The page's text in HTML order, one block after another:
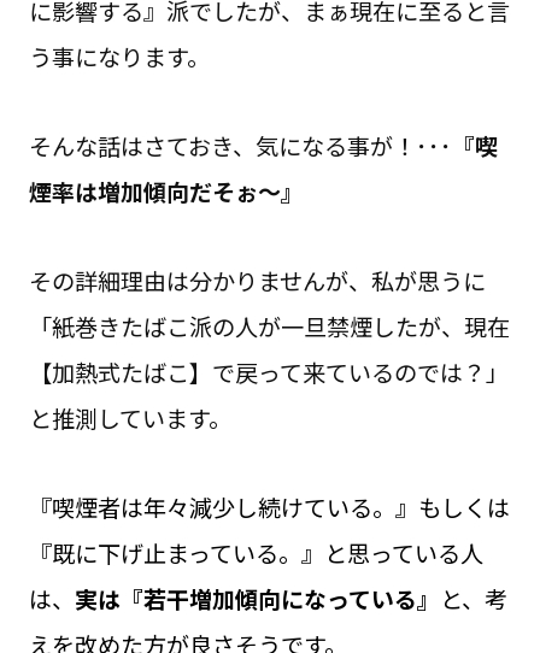
に影響する』派でしたが、まぁ現在に至ると言
う事になります。
そんな話はさておき、気になる事が！･･･ 『喫
煙率は増加傾向だそぉ～』
その詳細理由は分かりませんが、私が思うに
「紙巻きたばこ派の人が一旦禁煙したが、現在
【加熱式たばこ】で戻って来ているのでは？」
と推測しています。
『喫煙者は年々減少し続けている。』もしくは
『既に下げ止まっている。』と思っている人
は、 実は『若干増加傾向になっている』 と、考
えを改めた方が良さそうです。